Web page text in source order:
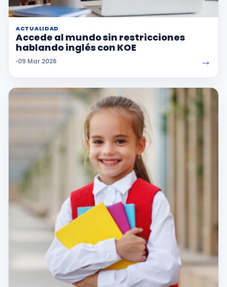
ACTUALIDAD
Accede al mundo sin restricciones
hablando inglés con KOE
09 Mar 2026 →